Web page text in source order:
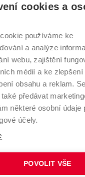
rada
kvality výzkumu
fondů
/ ContriBUTe
údajů
V BRNĚ
www.vut.cz
vut@vutbr.cz
cookies a
používáme ke
a analýze
webu, zajištění
médií a ke zlepšení
obsahu a reklam.
předávat
některé osobní údaje
účely.
POVOLIT VŠE